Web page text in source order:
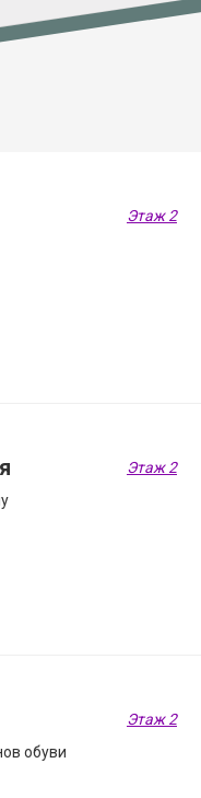
Этаж 2
Этаж 2
обуви
Этаж 2